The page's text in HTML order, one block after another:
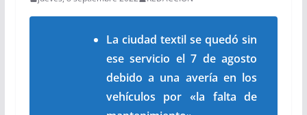
La ciudad textil se quedó sin
ese servicio el 7 de agosto
debido a una avería en los
vehículos por «la falta de